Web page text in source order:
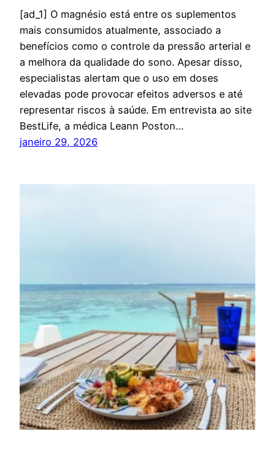
[ad_1] O magnésio está entre os suplementos
mais consumidos atualmente, associado a
benefícios como o controle da pressão arterial e
a melhora da qualidade do sono. Apesar disso,
especialistas alertam que o uso em doses
elevadas pode provocar efeitos adversos e até
representar riscos à saúde. Em entrevista ao site
BestLife, a médica Leann Poston…
janeiro 29, 2026